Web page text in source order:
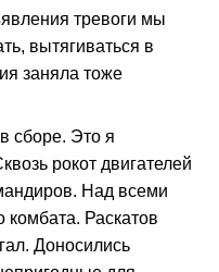
тревоги мы
вытягиваться в
заняла тоже
сборе. Это я
рокот двигателей
Над всеми
Раскатов
Доносились